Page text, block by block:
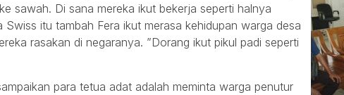
sawah. Di sana mereka ikut bekerja seperti halnya
Swiss itu tambah Fera ikut merasa kehidupan warga desa
rasakan di negaranya. ”Dorang ikut pikul padi seperti
para tetua adat adalah meminta warga penutur